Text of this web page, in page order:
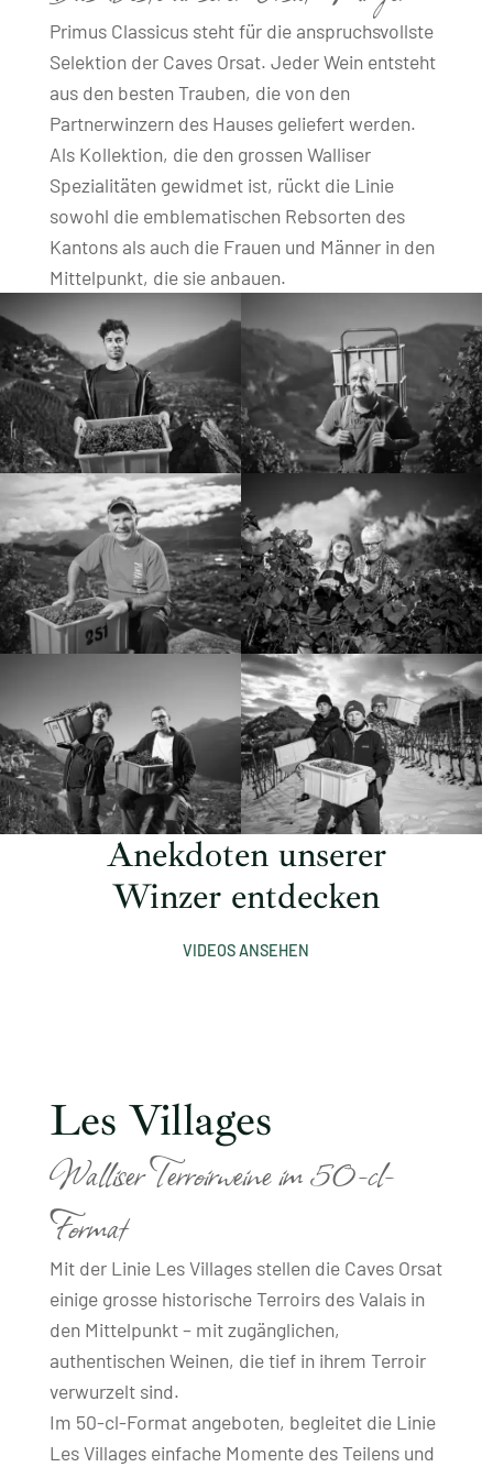
Primus Classicus steht für die anspruchsvollste
Selektion der Caves Orsat. Jeder Wein entsteht
aus den besten Trauben, die von den
Partnerwinzern des Hauses geliefert werden.
Als Kollektion, die den grossen Walliser
Spezialitäten gewidmet ist, rückt die Linie
sowohl die emblematischen Rebsorten des
Kantons als auch die Frauen und Männer in den
Mittelpunkt, die sie anbauen.
Anekdoten unserer
Winzer entdecken
VIDEOS ANSEHEN
Les Villages
Walliser Terroirweine im 50-cl-
Format
Mit der Linie Les Villages stellen die Caves Orsat
einige grosse historische Terroirs des Valais in
den Mittelpunkt – mit zugänglichen,
authentischen Weinen, die tief in ihrem Terroir
verwurzelt sind.
Im 50-cl-Format angeboten, begleitet die Linie
Les Villages einfache Momente des Teilens und